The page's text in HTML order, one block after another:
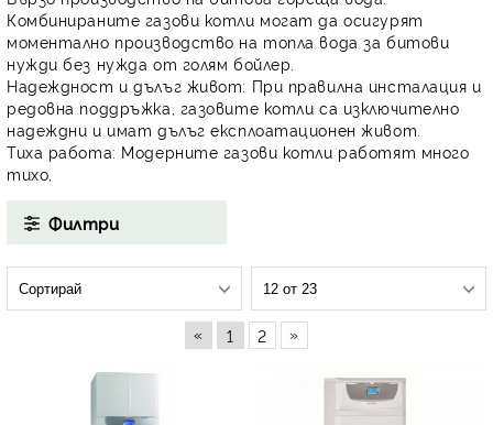
Комбинираните газови котли могат да осигурят
моментално производство на топла вода за битови
нужди без нужда от голям бойлер.
Надеждност и дълъг живот: При правилна инсталация и
редовна поддръжка, газовите котли са изключително
надеждни и имат дълъг експлоатационен живот.
Тиха работа: Модерните газови котли работят много
тихо,
Филтри
« 1 2 »